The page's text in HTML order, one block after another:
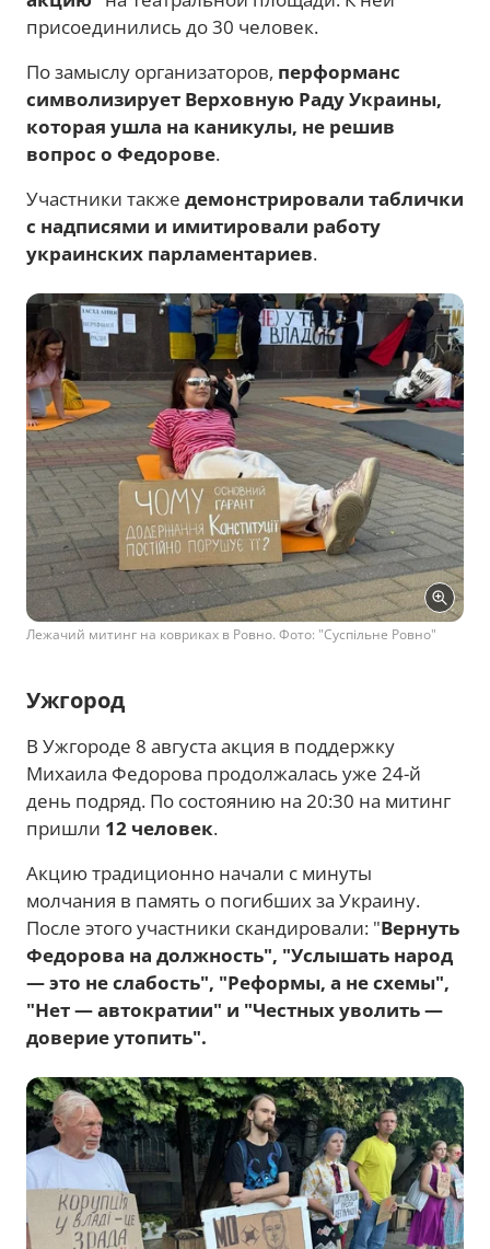
присоединились до 30 человек.
По замыслу организаторов, перформанс
символизирует Верховную Раду Украины,
которая ушла на каникулы, не решив
вопрос о Федорове.
Участники также демонстрировали таблички
с надписями и имитировали работу
украинских парламентариев.
Лежачий митинг на ковриках в Ровно. Фото: "Суспільне Ровно"
Ужгород
В Ужгороде 8 августа акция в поддержку
Михаила Федорова продолжалась уже 24-й
день подряд. По состоянию на 20:30 на митинг
пришли 12 человек.
Акцию традиционно начали с минуты
молчания в память о погибших за Украину.
После этого участники скандировали: "Вернуть
Федорова на должность", "Услышать народ
— это не слабость", "Реформы, а не схемы",
"Нет — автократии" и "Честных уволить —
доверие утопить".